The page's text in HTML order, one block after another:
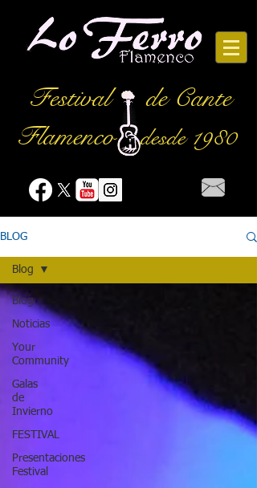
Festival
de Cante
Flamencodesde 1980
BLOG
Blog
Noticias
Your
Community
Galas
de
Invierno
FESTIVAL
Presentaciones
Festival
Blog